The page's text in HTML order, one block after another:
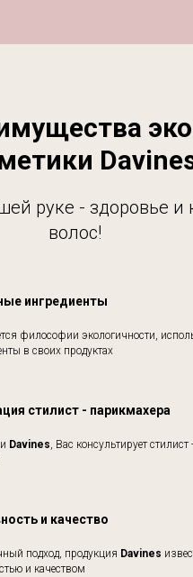
руке - здоровье и
волос!
ингредиенты
философии экологичности,
в своих продуктах
стилист - парикмахера
Davines, Вас консультирует
и качество
подход, продукция Davines
и качеством